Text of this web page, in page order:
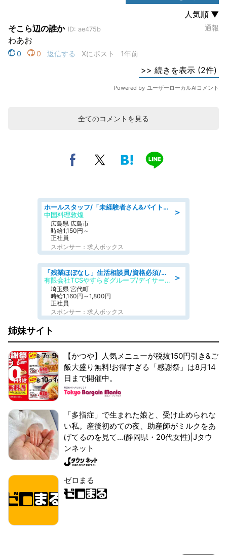
全てのコメントを見る
＞
ホールスタッフ/「未経験者さん&バイトデビューも大歓迎」残業ほぼなし×1日3時間〜勤務OK!フォロー体制も充実/広島県/広島市南区
中国料理敦煌
広島県 広島市
時給1,150円～
正社員
スポンサー：求人ボックス
＞
「残業ほぼなし」生活相談員/資格必須/正職員/日勤のみ/デイサービス
有限会社TCSやすらぎグループ/デイサービスやすらぎ
埼玉県 宮代町
時給1,160円～1,800円
正社員
スポンサー：求人ボックス
姉妹サイト
【かつや】人気メニューが税抜150円引き&ご
飯大盛り無料!お得すぎる「感謝祭」は8月14
日まで開催中。
「多指症」で生まれた娘と、受け止められな
い私。産後初めての夜、助産師がミルクをあ
げてるのを見て...(静岡県・20代女性)|Jタウ
ンネット
ゼロまる